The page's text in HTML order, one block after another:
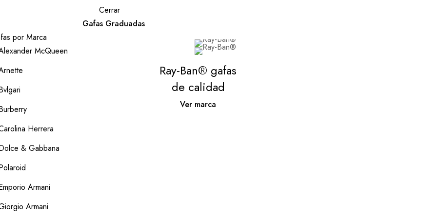
Cerrar
Gafas Graduadas
por Marca
McQueen
Herrera
& Gabbana
Armani
Armani
Ray-Ban® gafas
de calidad
Ver marca